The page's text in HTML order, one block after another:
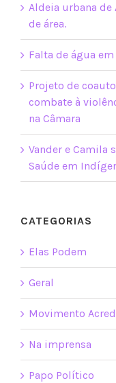
Aldeia urbana
de área.
Falta de água
Projeto de
combate à
na Câmara
Vander e Camila
Saúde em
CATEGORIAS
Elas Podem
Geral
Movimento
Na imprensa
Papo Político